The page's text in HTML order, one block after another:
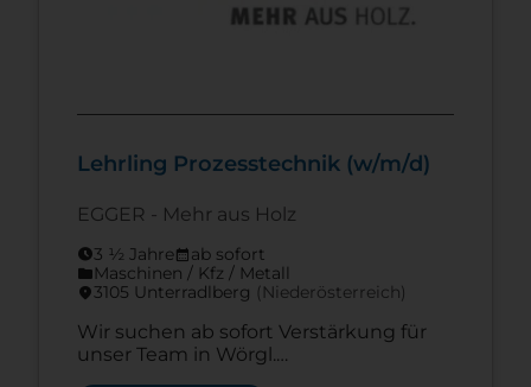
Lehrling Prozesstechnik (w/m/d)
EGGER - Mehr aus Holz
schedule3 ½ Jahrecalendar_monthab sofort
folderMaschinen / Kfz / Metall
location_on3105 Unterradlberg (Nieder­österreich)
Wir suchen ab sofort Verstärkung für
unser Team in Wörgl.